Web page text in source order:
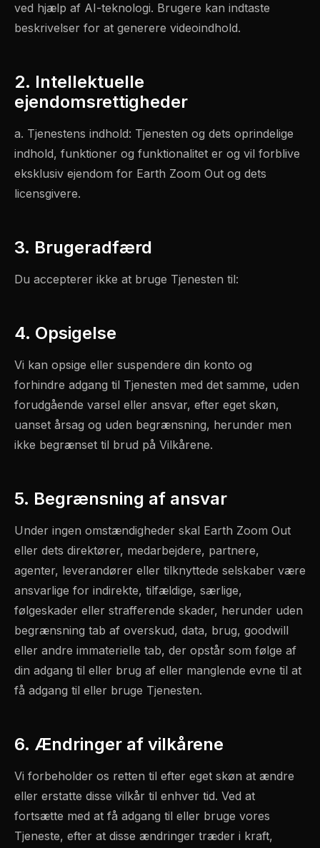
ved hjælp af AI-teknologi. Brugere kan indtaste
beskrivelser for at generere videoindhold.
2. Intellektuelle
ejendomsrettigheder
a. Tjenestens indhold: Tjenesten og dets oprindelige
indhold, funktioner og funktionalitet er og vil forblive
eksklusiv ejendom for Earth Zoom Out og dets
licensgivere.
3. Brugeradfærd
Du accepterer ikke at bruge Tjenesten til:
4. Opsigelse
Vi kan opsige eller suspendere din konto og
forhindre adgang til Tjenesten med det samme, uden
forudgående varsel eller ansvar, efter eget skøn,
uanset årsag og uden begrænsning, herunder men
ikke begrænset til brud på Vilkårene.
5. Begrænsning af ansvar
Under ingen omstændigheder skal Earth Zoom Out
eller dets direktører, medarbejdere, partnere,
agenter, leverandører eller tilknyttede selskaber være
ansvarlige for indirekte, tilfældige, særlige,
følgeskader eller strafferende skader, herunder uden
begrænsning tab af overskud, data, brug, goodwill
eller andre immaterielle tab, der opstår som følge af
din adgang til eller brug af eller manglende evne til at
få adgang til eller bruge Tjenesten.
6. Ændringer af vilkårene
Vi forbeholder os retten til efter eget skøn at ændre
eller erstatte disse vilkår til enhver tid. Ved at
fortsætte med at få adgang til eller bruge vores
Tjeneste, efter at disse ændringer træder i kraft,